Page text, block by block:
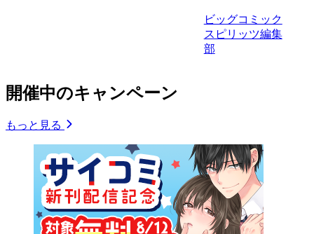
ビッグコミック
スピリッツ編集
部
開催中のキャンペーン
もっと見る